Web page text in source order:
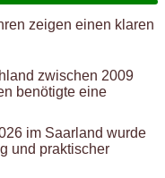
zeigen einen klaren
zwischen 2009
benötigte eine
im Saarland wurde
und praktischer